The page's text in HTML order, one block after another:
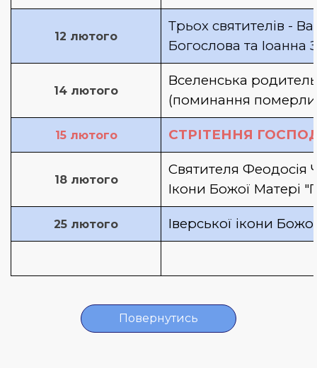
12 лютого
Трьох святителів -
Богослова та Іоанна
14 лютого
Вселенська
(поминання
15 лютого СТРІТЕННЯ
18 лютого
Святителя Феодосія
Ікони Божої Матері
25 лютого Іверської ікони
Повернутись